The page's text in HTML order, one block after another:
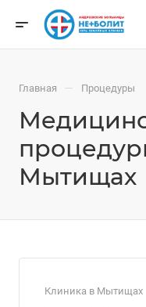
Главная — Процедуры
Мытищах
Клиника в Мытищах